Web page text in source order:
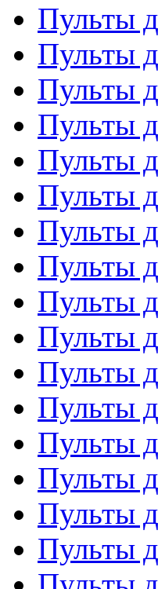
Пульты
Пульты
Пульты
Пульты
Пульты
Пульты
Пульты
Пульты
Пульты
Пульты
Пульты
Пульты
Пульты
Пульты
Пульты
Пульты